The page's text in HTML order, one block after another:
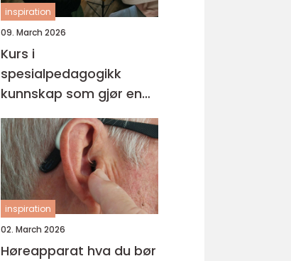
inspiration
09. March 2026
Kurs i
spesialpedagogikk
kunnskap som gjør en
forskjell i hverdagen
inspiration
02. March 2026
Høreapparat hva du bør